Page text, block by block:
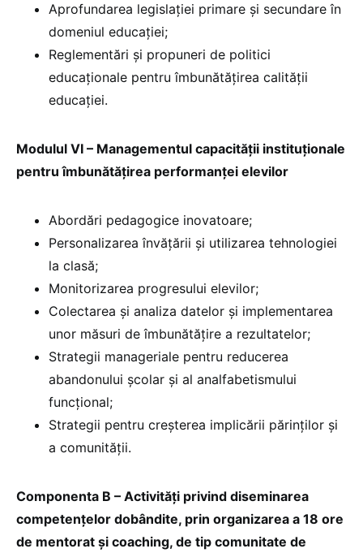
Aprofundarea legislației primare și secundare în
domeniul educației;
Reglementări și propuneri de politici
educaționale pentru îmbunătățirea calității
educației.
Modulul VI – Managementul capacității instituționale
pentru îmbunătățirea performanței elevilor
Abordări pedagogice inovatoare;
Personalizarea învățării și utilizarea tehnologiei
la clasă;
Monitorizarea progresului elevilor;
Colectarea și analiza datelor și implementarea
unor măsuri de îmbunătățire a rezultatelor;
Strategii manageriale pentru reducerea
abandonului școlar și al analfabetismului
funcțional;
Strategii pentru creșterea implicării părinților și
a comunității.
Componenta B – Activități privind diseminarea
competențelor dobândite, prin organizarea a 18 ore
de mentorat și coaching, de tip comunitate de